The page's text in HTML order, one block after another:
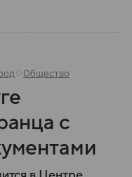
Общество
с